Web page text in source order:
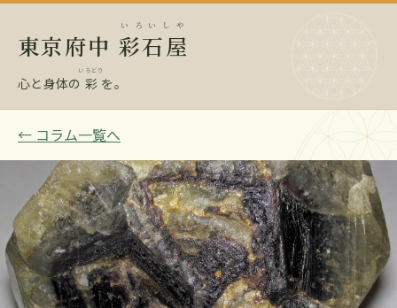
東京府中 彩石屋
いろいしや
心と身体の 彩
いろどり
を。
← コラム一覧へ